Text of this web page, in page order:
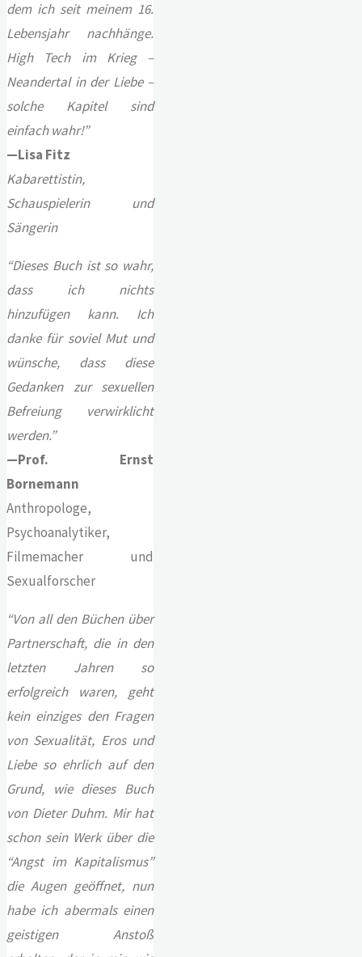
dem ich seit meinem 16.
Lebensjahr nachhänge.
High Tech im Krieg –
Neandertal in der Liebe –
solche Kapitel sind
einfach wahr!”
—Lisa Fitz
Kabarettistin,
Schauspielerin und
Sängerin
“Dieses Buch ist so wahr,
dass ich nichts
hinzufügen kann. Ich
danke für soviel Mut und
wünsche, dass diese
Gedanken zur sexuellen
Befreiung verwirklicht
werden.”
—Prof. Ernst
Bornemann
Anthropologe,
Psychoanalytiker,
Filmemacher und
Sexualforscher
“Von all den Büchen über
Partnerschaft, die in den
letzten Jahren so
erfolgreich waren, geht
kein einziges den Fragen
von Sexualität, Eros und
Liebe so ehrlich auf den
Grund, wie dieses Buch
von Dieter Duhm. Mir hat
schon sein Werk über die
“Angst im Kapitalismus”
die Augen geöffnet, nun
habe ich abermals einen
geistigen Anstoß